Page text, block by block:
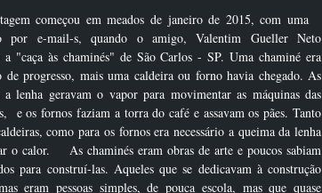
começou em meados de janeiro de 2015, com uma
por e-mail-s, quando o amigo, Valentim Gueller Neto
a "caça às chaminés" de São Carlos - SP. Uma chaminé era
de progresso, mais uma caldeira ou forno havia chegado. As
a lenha geravam o vapor para movimentar as máquinas das
e os fornos faziam a torra do café e assavam os pães. Tanto
como para os fornos era necessário a queima da lenha
o calor. As chaminés eram obras de arte e poucos sabiam
para construí-las. Aqueles que se dedicavam à construção
eram pessoas simples, de pouca escola, mas que quase